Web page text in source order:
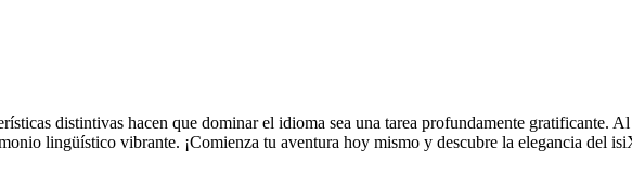
distintivas hacen que dominar el idioma sea una tarea profundamente gratificante.
lingüístico vibrante. ¡Comienza tu aventura hoy mismo y descubre la elegancia del